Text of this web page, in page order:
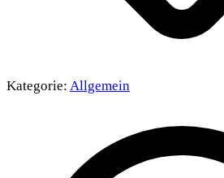
Kategorie: Allgemein